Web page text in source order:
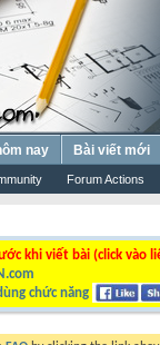
Forum Actions
nay Bài viết mới
khi viết bài (click vào
chức năng